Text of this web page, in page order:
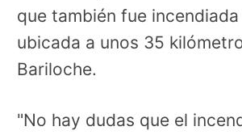
que también fue
ubicada a unos 35
Bariloche.
"No hay dudas que el